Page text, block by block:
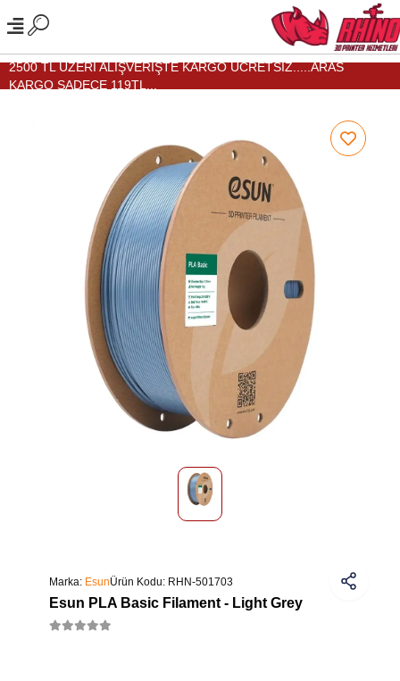
2500 TL ÜZERİ ALIŞVERİŞTE KARGO ÜCRETSİZ.....ARAS
KARGO SADECE 119TL...
Marka: EsunÜrün Kodu: RHN-501703
Esun PLA Basic Filament - Light Grey